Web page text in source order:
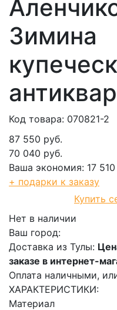
Зимина
Код товара: 070821-2
87 550 руб.
70 040 руб.
Ваша экономия: 17 510
+ подарки к заказу
Купить
Нет в наличии
Ваш город:
Доставка из Тулы:
заказе в интернет-
Оплата наличными,
ХАРАКТЕРИСТИКИ:
Материал